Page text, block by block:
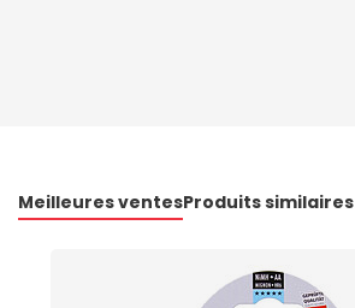
Meilleures ventesProduits similaires